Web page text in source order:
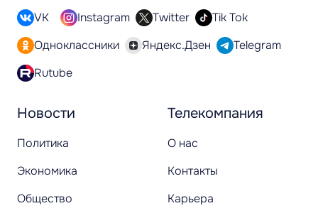
Новости
Политика
Экономика
Общество
Телекомпания
О нас
Контакты
Карьера
VK Instagram Twitter
Tik Tok
Одноклассники
Яндекс.Дзен
Telegram
Rutube